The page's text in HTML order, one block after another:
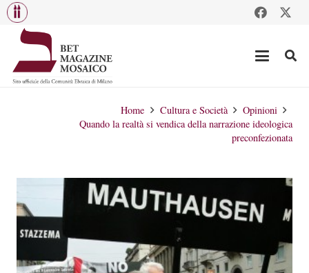
Home Cultura e Società
Opinioni
Quando la realtà si vendica della narrazione ideologica
preconfezionata